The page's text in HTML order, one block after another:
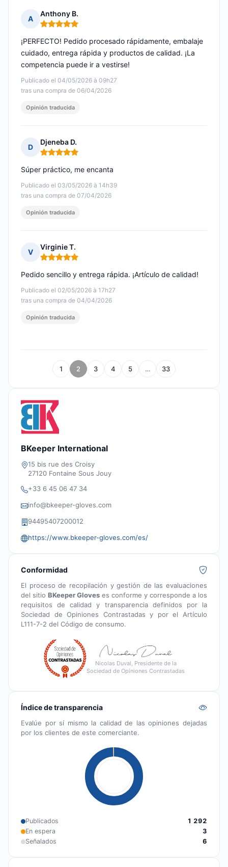
A
Anthony B.
Nota: 5 de 5
Publicado el 04/05/2026 à 09h27
tras una compra de 06/04/2026
¡PERFECTO! Pedido procesado rápidamente, embalaje
cuidado, entrega rápida y productos de calidad. ¡La
competencia puede ir a vestirse!
Opinión traducida
D
Djeneba D.
Nota: 5 de 5
Publicado el 03/05/2026 à 14h39
tras una compra de 07/04/2026
Súper práctico, me encanta
Opinión traducida
V
Virginie T.
Nota: 5 de 5
Publicado el 02/05/2026 à 17h27
tras una compra de 04/04/2026
Pedido sencillo y entrega rápida. ¡Artículo de calidad!
Opinión traducida
1 2 3 4 5 … 33
BKeeper International
15 bis rue des Croisy
27120 Fontaine Sous Jouy
+33 6 45 06 47 34
info@bkeeper-gloves.com
94495407200012
https://www.bkeeper-gloves.com/es/
Conformidad
El proceso de recopilación y gestión de las evaluaciones
del sitio BKeeper Gloves es conforme y corresponde a los
requisitos de calidad y transparencia definidos por la
Sociedad de Opiniones Contrastadas y por el Artículo
L111-7-2 del Código de consumo.
Nicolas Duval, Presidente de la
Sociedad de Opiniones Contrastadas
Índice de transparencia
Evalúe por sí mismo la calidad de las opiniones dejadas
por los clientes de este comerciante.
Publicados
1 292
En espera
3
Señalados
6